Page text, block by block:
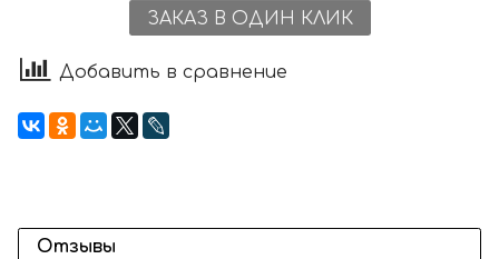
ЗАКАЗ В ОДИН КЛИК
Добавить в сравнение
Отзывы